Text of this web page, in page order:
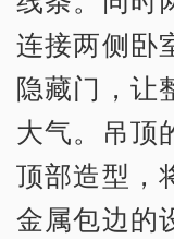
连接两侧卧
隐藏门，让
大气。吊顶
顶部造型，
金属包边的